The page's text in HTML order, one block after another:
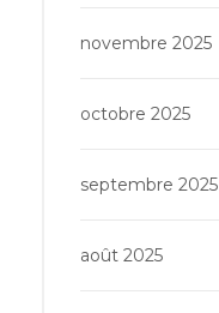
novembre 2025
octobre 2025
septembre 2025
août 2025